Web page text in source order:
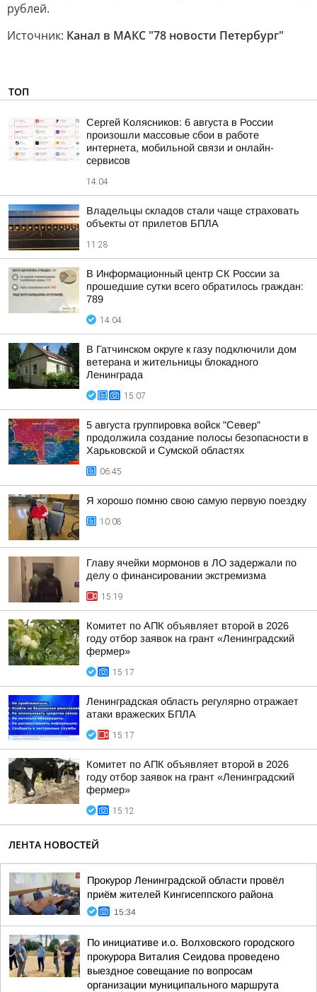
рублей.
Источник: Канал в МАКС "78 новости Петербург"
ТОП
Сергей Колясников: 6 августа в России
произошли массовые сбои в работе
интернета, мобильной связи и онлайн-
сервисов
14:04
Владельцы складов стали чаще страховать
объекты от прилетов БПЛА
11:28
В Информационный центр СК России за
прошедшие сутки всего обратилось граждан:
789
14:04
В Гатчинском округе к газу подключили дом
ветерана и жительницы блокадного
Ленинграда
15:07
5 августа группировка войск "Север"
продолжила создание полосы безопасности в
Харьковской и Сумской областях
06:45
Я хорошо помню свою самую первую поездку
10:08
Главу ячейки мормонов в ЛО задержали по
делу о финансировании экстремизма
15:19
Комитет по АПК объявляет второй в 2026
году отбор заявок на грант «Ленинградский
фермер»
15:17
Ленинградская область регулярно отражает
атаки вражеских БПЛА
15:17
Комитет по АПК объявляет второй в 2026
году отбор заявок на грант «Ленинградский
фермер»
15:12
ЛЕНТА НОВОСТЕЙ
Прокурор Ленинградской области провёл
приём жителей Кингисеппского района
15:34
По инициативе и.о. Волховского городского
прокурора Виталия Сеидова проведено
выездное совещание по вопросам
организации муниципального маршрута